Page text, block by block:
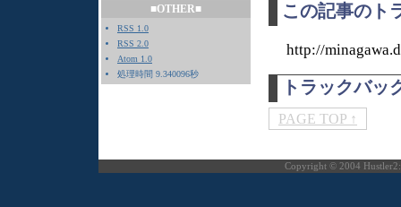
■OTHER■
RSS 1.0
RSS 2.0
Atom 1.0
処理時間 9.340096秒
この記事のト
http://
トラックバッ
PAGE TOP ↑
Copyright © 2004